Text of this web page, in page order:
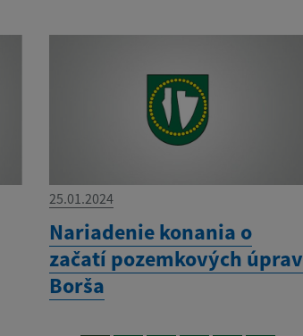
25.01.2024
Nariadenie konania o
začatí pozemkových úprav
Borša